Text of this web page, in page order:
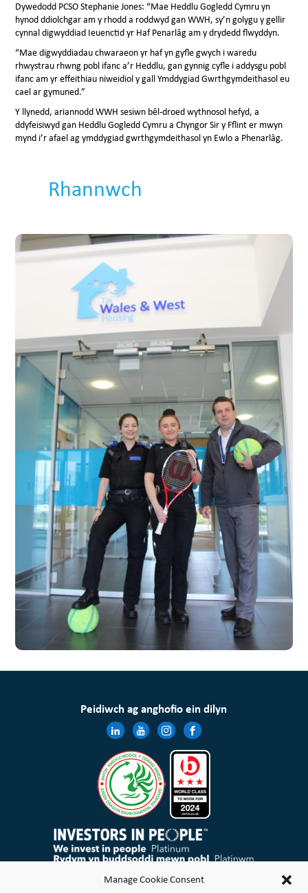
Manage Cookie Consent
Dywedodd PCSO Stephanie Jones: “Mae Heddlu Gogledd Cymru yn
hynod ddiolchgar am y rhodd a roddwyd gan WWH, sy’n golygu y gellir
cynnal digwyddiad Ieuenctid yr Haf Penarlâg am y drydedd flwyddyn.
“Mae digwyddiadau chwaraeon yr haf yn gyfle gwych i waredu
rhwystrau rhwng pobl ifanc a’r Heddlu, gan gynnig cyfle i addysgu pobl
ifanc am yr effeithiau niweidiol y gall Ymddygiad Gwrthgymdeithasol eu
cael ar gymuned.”
Y llynedd, ariannodd WWH sesiwn bêl-droed wythnosol hefyd, a
ddyfeisiwyd gan Heddlu Gogledd Cymru a Chyngor Sir y Fflint er mwyn
mynd i’r afael ag ymddygiad gwrthgymdeithasol yn Ewlo a Phenarlâg.
Rhannwch
Peidiwch ag anghofio ein dilyn
Mae Cymdeithas Tai Wales & West Cyfyngedig wedi’i chofrestru yng Nghymru a Lloegr gyda rheolau elusennol
ac mae’n gymdeithas gofrestredig dan Ddeddf Cymdeithasau Cydweithredol a Chymdeithasau Budd